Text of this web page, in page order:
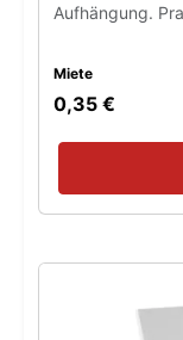
Aufhängung.
Miete
0,35 €